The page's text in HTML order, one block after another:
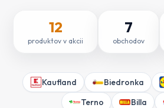
12
produktov v akcii
7
obchodov
Kaufland Biedronka
Terno
Billa